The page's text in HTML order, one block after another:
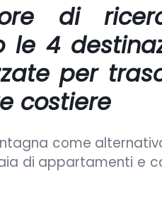
di
le 4
per
costiere
come
di appartamenti e